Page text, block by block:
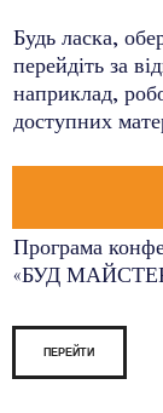
Будь ласка,
перейдіть за
наприклад,
доступних
Програма
«БУД
ПЕРЕЙТИ